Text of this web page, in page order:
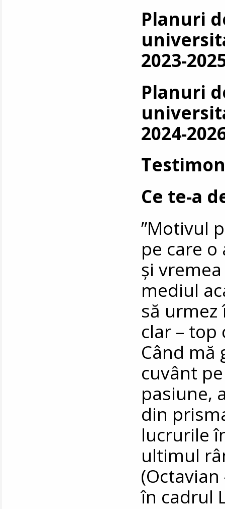
Planuri
2023-
Planuri
2024-
Ce te-a
”Motivul
pe care
și
mediul
să urmez
clar – top
Când mă
cuvânt
pasiune,
din
lucrurile
ultimul
în cadrul